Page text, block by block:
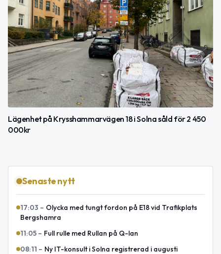
Lägenhet på Krysshammarvägen 18 i Solna såld för 2 450
000kr
Senaste nytt
17:03 – Olycka med tungt fordon på E18 vid Trafikplats
Bergshamra
11:05 – Full rulle med Rullan på Q-lan
08:11 – Ny IT-konsult i Solna registrerad i augusti